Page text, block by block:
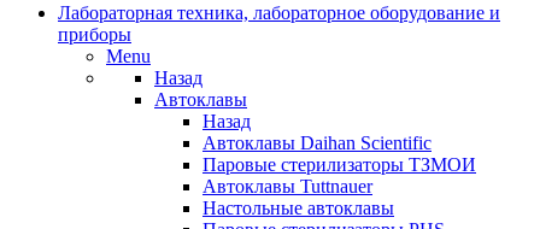
Лабораторная техника, лабораторное оборудование и
приборы
Menu
Назад
Автоклавы
Назад
Автоклавы Daihan Scientific
Паровые стерилизаторы ТЗМОИ
Автоклавы Tuttnauer
Наcтольные автоклавы